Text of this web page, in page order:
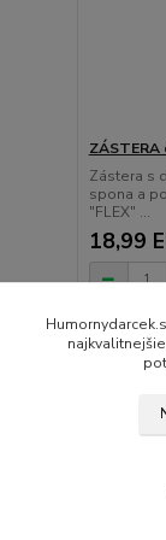
Zástera s
spona a
"FLEX" ...
18,99